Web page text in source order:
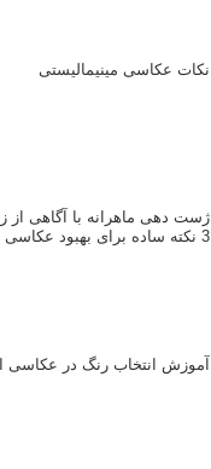
نکات عکاسی مینیمالیستی
ژست دهی ماهرانه با آگاهی از
3 نکته ساده برای بهبود عکاسی پرتره
آموزش انتخاب رنگ در عکاسی